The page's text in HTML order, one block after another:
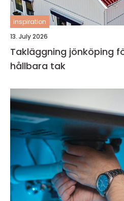
inspiration
13. July 2026
Takläggning jönköping
hållbara tak